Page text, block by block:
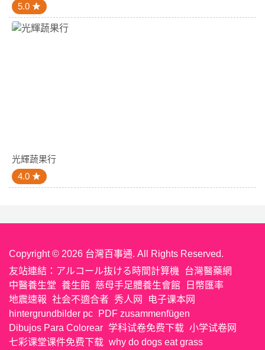
5.0
光輝蔬果行
4.0
Copyright © 2026 台灣百事通. All Rights Reserved.
友站連結： アルコール抜ける時間計算機
台灣醫藥網
中醫養生堂 養生館 慈母手足體養生會館
日幣匯率
地震速報 社会不適合者 秀人网
电子课本网
hintergrundbilder pc
PDF zusammenfügen
Dibujos Para Colorear 学科试卷免费下载 小学试卷网
七彩课堂课件免费下载 why do dogs eat grass